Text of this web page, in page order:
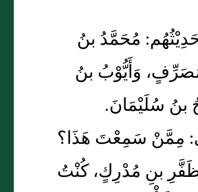
مُحَمَّدُ بنُ
وَأَيُّوْبُ بنُ
بنُ سُلَيْمَانَ.
مِمَّنْ سَمِعْتَ هَذَا؟
بنِ مُدْرِكٍ، كُنْتُ